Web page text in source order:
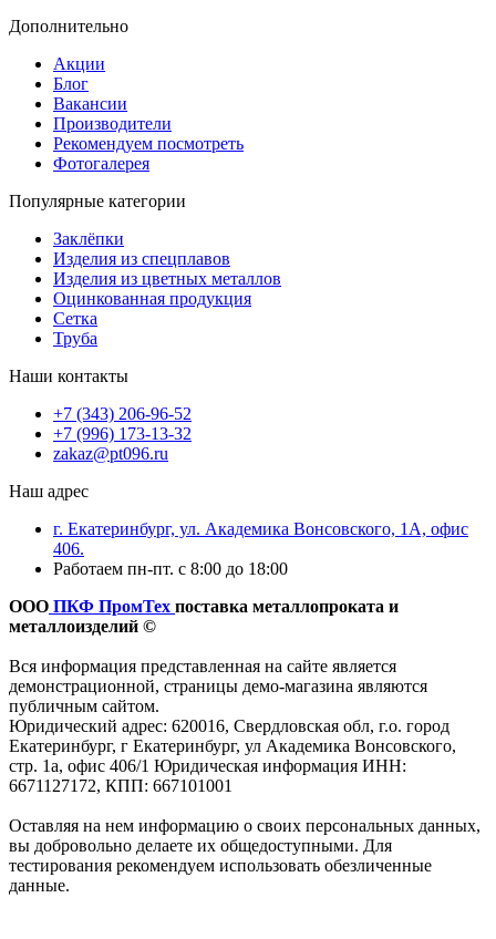
Дополнительно
Акции
Блог
Вакансии
Производители
Рекомендуем посмотреть
Фотогалерея
Популярные категории
Заклёпки
Изделия из спецплавов
Изделия из цветных металлов
Оцинкованная продукция
Сетка
Труба
Наши контакты
+7 (343) 206-96-52
+7 (996) 173-13-32
zakaz@pt096.ru
Наш адрес
г. Екатеринбург, ул. Академика Вонсовского, 1А, офис
406.
Работаем пн-пт. с 8:00 до 18:00
ООО ПКФ ПромТех поставка металлопроката и
металлоизделий ©
Вся информация представленная на сайте является
демонстрационной, страницы демо-магазина являются
публичным сайтом.
Юридический адрес: 620016, Свердловская обл, г.о. город
Екатеринбург, г Екатеринбург, ул Академика Вонсовского,
стр. 1а, офис 406/1 Юридическая информация ИНН:
6671127172, КПП: 667101001
Оставляя на нем информацию о своих персональных данных,
вы добровольно делаете их общедоступными. Для
тестирования рекомендуем использовать обезличенные
данные.